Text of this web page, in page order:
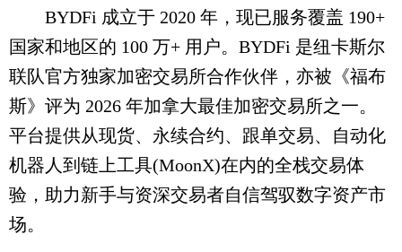
BYDFi 成立于 2020 年，现已服务覆盖 190+
国家和地区的 100 万+ 用户。BYDFi 是纽卡斯尔
联队官方独家加密交易所合作伙伴，亦被《福布
斯》评为 2026 年加拿大最佳加密交易所之一。
平台提供从现货、永续合约、跟单交易、自动化
机器人到链上工具(MoonX)在内的全栈交易体
验，助力新手与资深交易者自信驾驭数字资产市
场。